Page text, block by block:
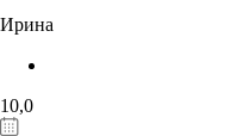
Ирина
10,0